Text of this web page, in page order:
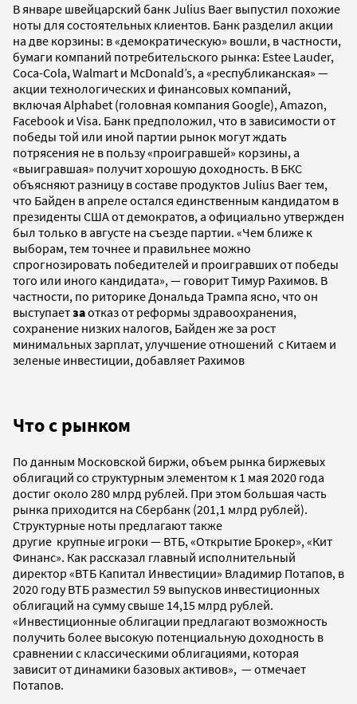
В январе швейцарский банк Julius Baer выпустил похожие
ноты для состоятельных клиентов. Банк разделил акции
на две корзины: в «демократическую» вошли, в частности,
бумаги компаний потребительского рынка: Estee Lauder,
Coca-Cola, Walmart и McDonald’s, а «республиканская» —
акции технологических и финансовых компаний,
включая Alphabet (головная компания Google), Amazon,
Facebook и Visa. Банк предположил, что в зависимости от
победы той или иной партии рынок могут ждать
потрясения не в пользу «проигравшей» корзины, а
«выигравшая» получит хорошую доходность. В БКС
объясняют разницу в составе продуктов Julius Baer тем,
что Байден в апреле остался единственным кандидатом в
президенты США от демократов, а официально утвержден
был только в августе на съезде партии. «Чем ближе к
выборам, тем точнее и правильнее можно
спрогнозировать победителей и проигравших от победы
того или иного кандидата», — говорит Тимур Рахимов. В
частности, по риторике Дональда Трампа ясно, что он
выступаетзаотказ от реформы здравоохранения,
сохранение низких налогов, Байден же за рост
минимальных зарплат, улучшение отношений с Китаем и
зеленые инвестиции, добавляет Рахимов
Что с рынком
По данным Московской биржи, объем рынка биржевых
облигаций со структурным элементом к 1 мая 2020 года
достиг около 280 млрд рублей. При этом большая часть
рынка приходится на Сбербанк (201,1 млрд рублей).
Структурные ноты предлагают также
другие крупные игроки — ВТБ, «Открытие Брокер», «Кит
Финанс». Как рассказал главный исполнительный
директор «ВТБ Капитал Инвестиции» Владимир Потапов, в
2020 году ВТБ разместил 59 выпусков инвестиционных
облигаций на сумму свыше 14,15 млрд рублей.
«Инвестиционные облигации предлагают возможность
получить более высокую потенциальную доходность в
сравнении с классическими облигациями, которая
зависит от динамики базовых активов», — отмечает
Потапов.